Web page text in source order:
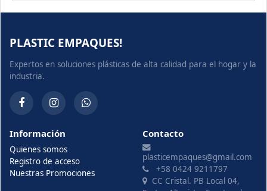
PLASTIC EMPAQUES!
Expertos en soluciones plásticas de alta calidad para el hogar y la
industria.
Información
Quienes somos
Registro de acceso
Nuestras Promociones
Contacto
plasticempaques@gmail.com
+58 0424 9211797
CC Cristal. PB Local 04,